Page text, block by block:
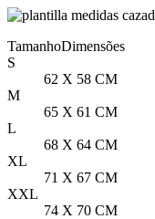
TamanhoDimensões
S
62 X 58 CM
M
65 X 61 CM
L
68 X 64 CM
XL
71 X 67 CM
XXL
74 X 70 CM